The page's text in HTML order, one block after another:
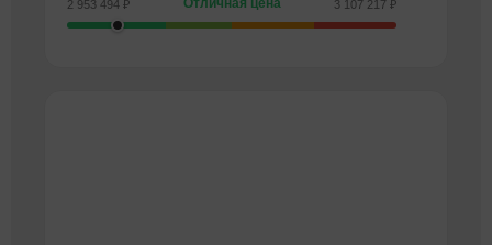
2 953 494 ₽ Отличная цена 3 107 217 ₽